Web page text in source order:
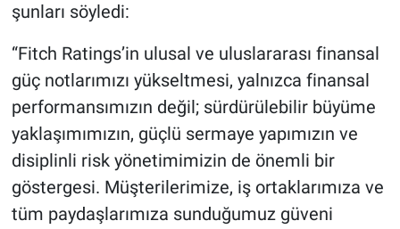
şunları söyledi:
“Fitch Ratings’in ulusal ve uluslararası finansal
güç notlarımızı yükseltmesi, yalnızca finansal
performansımızın değil; sürdürülebilir büyüme
yaklaşımımızın, güçlü sermaye yapımızın ve
disiplinli risk yönetimimizin de önemli bir
göstergesi. Müşterilerimize, iş ortaklarımıza ve
tüm paydaşlarımıza sunduğumuz güveni